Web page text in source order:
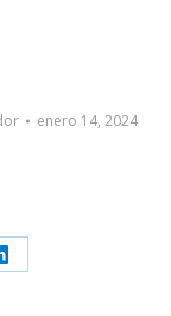
enero 14, 2024